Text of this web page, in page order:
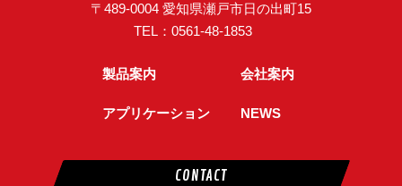
〒489-0004 愛知県瀬戸市日の出町15
TEL： 0561-48-1853
製品案内 会社案内
アプリケーション NEWS
CONTACT